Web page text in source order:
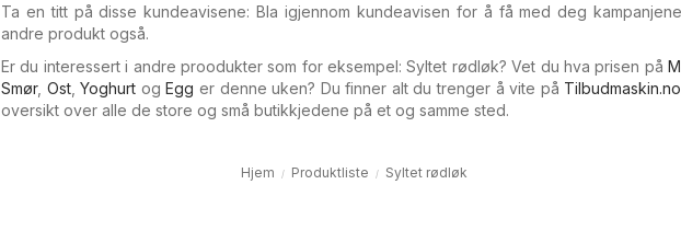
Ta en titt på disse kundeavisene: Bla igjennom kundeavisen for å få med deg
andre produkt også.
Er du interessert i andre proodukter som for eksempel: Syltet rødløk? Vet du hva prisen på
Smør, Ost,Yoghurt ogEgg er denne uken? Du finner alt du trenger å vite på Tilbudmaskin.no
oversikt over alle de store og små butikkjedene på et og samme sted.
Hjem Produktliste Syltet rødløk